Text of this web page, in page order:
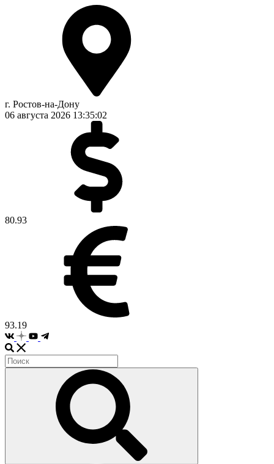
г. Ростов-на-Дону
06 августа 2026 13:35:02
80.93
93.19